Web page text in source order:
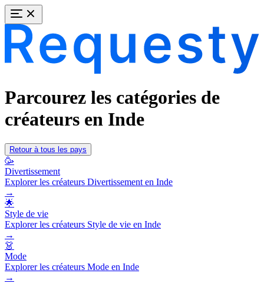
Parcourez les catégories de
créateurs en Inde
Retour à tous les pays
🥳
Divertissement
Explorer les créateurs Divertissement en Inde
→
🌟
Style de vie
Explorer les créateurs Style de vie en Inde
→
👗
Mode
Explorer les créateurs Mode en Inde
→